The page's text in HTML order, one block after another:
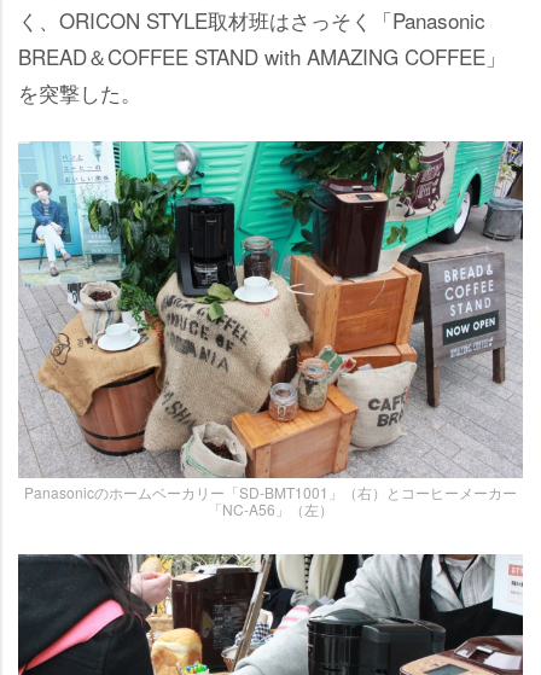
く、ORICON STYLE取材班はさっそく「Panasonic
BREAD＆COFFEE STAND with AMAZING COFFEE」
を突撃した。
Panasonicのホームベーカリー「SD-BMT1001」（右）とコーヒーメーカー
「NC-A56」（左）